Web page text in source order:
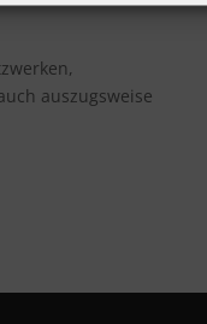
auszugsweise